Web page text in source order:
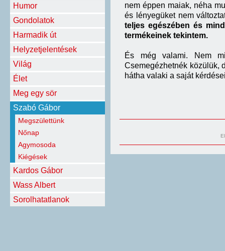
Humor
Gondolatok
Harmadik út
Helyzetjelentések
Világ
Élet
Meg egy sör
Szabó Gábor
Megszülettünk
Nőnap
Agymosoda
Kiégések
Kardos Gábor
Wass Albert
Sorolhatatlanok
nem éppen maiak, néha
és lényegüket nem
teljes egészében és
termékeinek tekintem.
És még valami. Nem
Csemegézhetnék közülük,
hátha valaki a saját